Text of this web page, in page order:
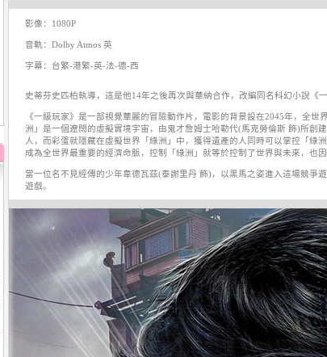
影像：1080P
音軌：Dolby Atmos 英
字幕：台繁-港繁-英-法-德-西
史蒂芬史匹柏執導，這是他14年之後再次與華納合作，改編同名科幻小說《一
《一級玩家》是一部視覺華麗的冒險動作片，電影的背景設在2045年，全
洲」是一個遼闊的虛擬實境宇宙，由鬼才詹姆士哈勒代(馬克勞倫斯 飾)所創
人，而彩蛋就隱藏在虛擬世界「綠洲」中，獲得遺產的人同時可以掌控「綠
成為全世界最重要的經濟命脈，控制「綠洲」就等於控制了世界與未來，也
當一位名不見經傳的少年韋德瓦茲(泰謝里丹 飾)，以黑馬之姿進入這場競爭
遊戲。